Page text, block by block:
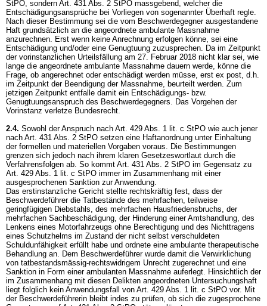
StPO, sondern Art. 431 Abs. 2 StPO massgebend, welcher die
Entschädigungsansprüche bei Vorliegen von sogenannter Überhaft regle.
Nach dieser Bestimmung sei die vom Beschwerdegegner ausgestandene
Haft grundsätzlich an die angeordnete ambulante Massnahme
anzurechnen. Erst wenn keine Anrechnung erfolgen könne, sei eine
Entschädigung und/oder eine Genugtuung zuzusprechen. Da im Zeitpunkt
der vorinstanzlichen Urteilsfällung am 27. Februar 2018 nicht klar sei, wie
lange die angeordnete ambulante Massnahme dauern werde, könne die
Frage, ob angerechnet oder entschädigt werden müsse, erst ex post, d.h.
im Zeitpunkt der Beendigung der Massnahme, beurteilt werden. Zum
jetzigen Zeitpunkt entfalle damit ein Entschädigungs- bzw.
Genugtuungsanspruch des Beschwerdegegners. Das Vorgehen der
Vorinstanz verletze Bundesrecht.
2.4. Sowohl der Anspruch nach Art. 429 Abs. 1 lit. c StPO wie auch jener
nach Art. 431 Abs. 2 StPO setzen eine Haftanordnung unter Einhaltung
der formellen und materiellen Vorgaben voraus. Die Bestimmungen
grenzen sich jedoch nach ihrem klaren Gesetzeswortlaut durch die
Verfahrensfolgen ab. So kommt Art. 431 Abs. 2 StPO im Gegensatz zu
Art. 429 Abs. 1 lit. c StPO immer im Zusammenhang mit einer
ausgesprochenen Sanktion zur Anwendung.
Das erstinstanzliche Gericht stellte rechtskräftig fest, dass der
Beschwerdeführer die Tatbestände des mehrfachen, teilweise
geringfügigen Diebstahls, des mehrfachen Hausfriedensbruchs, der
mehrfachen Sachbeschädigung, der Hinderung einer Amtshandlung, des
Lenkens eines Motorfahrzeugs ohne Berechtigung und des Nichttragens
eines Schutzhelms im Zustand der nicht selbst verschuldeten
Schuldunfähigkeit erfüllt habe und ordnete eine ambulante therapeutische
Behandlung an. Dem Beschwerdeführer wurde damit die Verwirklichung
von tatbestandsmässig-rechtswidrigem Unrecht zugerechnet und eine
Sanktion in Form einer ambulanten Massnahme auferlegt. Hinsichtlich der
im Zusammenhang mit diesen Delikten angeordneten Untersuchungshaft
liegt folglich kein Anwendungsfall von Art. 429 Abs. 1 lit. c StPO vor. Mit
der Beschwerdeführerin bleibt indes zu prüfen, ob sich die zugesprochene